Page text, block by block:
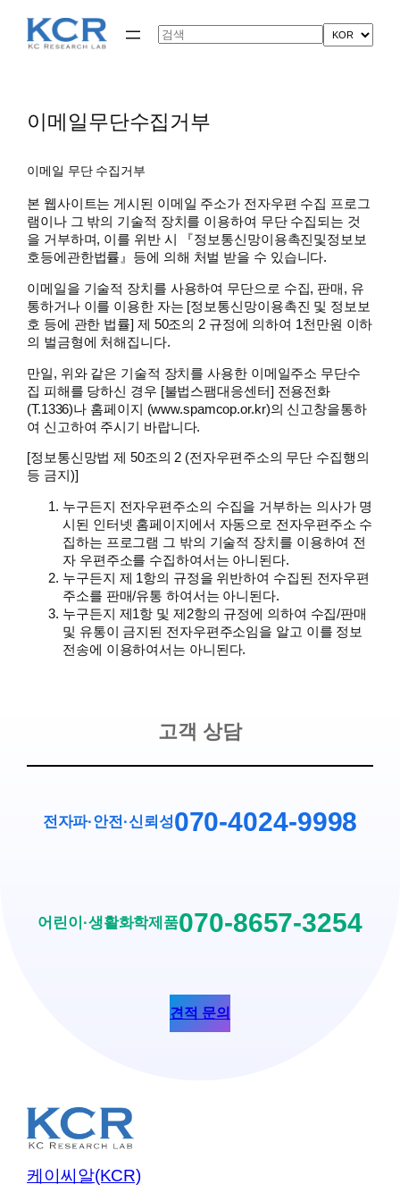
Search
이메일무단수집거부
이메일 무단 수집거부
본 웹사이트는 게시된 이메일 주소가 전자우편 수집 프로그
램이나 그 밖의 기술적 장치를 이용하여 무단 수집되는 것
을 거부하며, 이를 위반 시 『정보통신망이용촉진및정보보
호등에관한법률』등에 의해 처벌 받을 수 있습니다.
이메일을 기술적 장치를 사용하여 무단으로 수집, 판매, 유
통하거나 이를 이용한 자는 [정보통신망이용촉진 및 정보보
호 등에 관한 법률] 제 50조의 2 규정에 의하여 1천만원 이하
의 벌금형에 처해집니다.
만일, 위와 같은 기술적 장치를 사용한 이메일주소 무단수
집 피해를 당하신 경우 [불법스팸대응센터] 전용전화
(T.1336)나 홈페이지 (www.spamcop.or.kr)의 신고창을통하
여 신고하여 주시기 바랍니다.
[정보통신망법 제 50조의 2 (전자우편주소의 무단 수집행의
등 금지)]
누구든지 전자우편주소의 수집을 거부하는 의사가 명
시된 인터넷 홈페이지에서 자동으로 전자우편주소 수
집하는 프로그램 그 밖의 기술적 장치를 이용하여 전
자 우편주소를 수집하여서는 아니된다.
누구든지 제 1항의 규정을 위반하여 수집된 전자우편
주소를 판매/유통 하여서는 아니된다.
누구든지 제1항 및 제2항의 규정에 의하여 수집/판매
및 유통이 금지된 전자우편주소임을 알고 이를 정보
전송에 이용하여서는 아니된다.
고객 상담
전자파·안전 ·신뢰성070-4024-9998
어린이·생활화학제품070-8657-3254
견적 문의
케이씨알(KCR)